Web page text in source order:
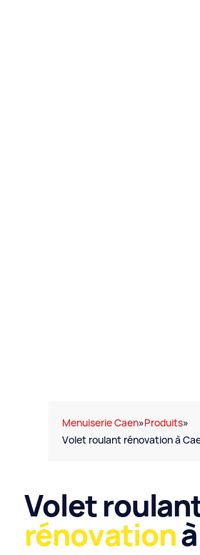
Menuiserie Caen»Produits»
Volet roulant rénovation à
Volet
rénovation